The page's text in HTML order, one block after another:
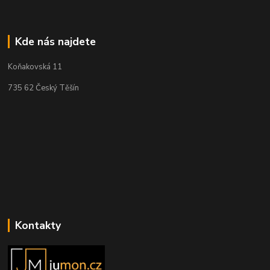
Kde nás najdete
Koňakovská 11
735 62 Český Těšín
Kontakty